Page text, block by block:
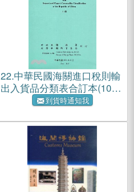
22.中華民國海關進口稅則輸
出入貨品分類表合訂本(106
年版)(上下兩冊不分售)
到貨時通知我